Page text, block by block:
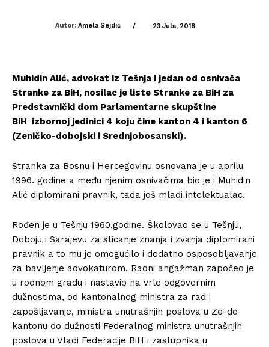
Autor: Amela Sejdić / 23 Jula, 2018
Muhidin Alić, advokat iz Tešnja i jedan od osnivača
Stranke za BiH, nosilac je liste Stranke za BiH za
Predstavnički dom Parlamentarne skupštine
BiH izbornoj jedinici 4 koju čine kanton 4 i kanton 6
(Zeničko-dobojski i Srednjobosanski).
Stranka za Bosnu i Hercegovinu osnovana je u aprilu
1996. godine a među njenim osnivačima bio je i Muhidin
Alić diplomirani pravnik, tada još mladi intelektualac.
Rođen je u Tešnju 1960.godine. Školovao se u Tešnju,
Doboju i Sarajevu za sticanje znanja i zvanja diplomirani
pravnik a to mu je omogućilo i dodatno osposobljavanje
za bavljenje advokaturom. Radni angažman započeo je
u rodnom gradu i nastavio na vrlo odgovornim
dužnostima, od kantonalnog ministra za rad i
zapošljavanje, ministra unutrašnjih poslova u Ze-do
kantonu do dužnosti Federalnog ministra unutrašnjih
poslova u Vladi Federacije BiH i zastupnika u